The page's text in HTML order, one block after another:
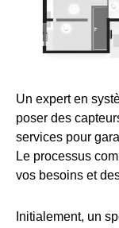
Un expert en
poser des
services pour
Le processus
vos besoins et
Initialement, un